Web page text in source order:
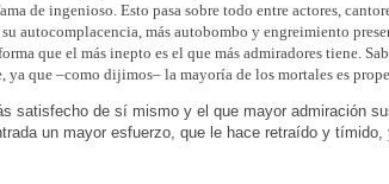
de ingenioso. Esto pasa sobre todo entre actores,
autocomplacencia, más autobombo y engreimiento
que el más inepto es el que más admiradores tiene.
ya que –como dijimos– la mayoría de los mortales es
satisfecho de sí mismo y el que mayor admiración
un mayor esfuerzo, que le hace retraído y